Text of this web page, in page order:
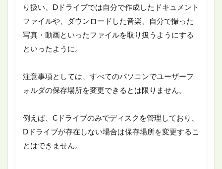
り扱い、Dドライブでは自分で作成したドキュメント
ファイルや、ダウンロードした音楽、自分で撮った
写真・動画といったファイルを取り扱うようにする
といったように。
注意事項としては、すべてのパソコンでユーザーフ
ォルダの保存場所を変更できるとは限りません。
例えば、Cドライブのみでディスクを管理しており、
Dドライブが存在しない場合は保存場所を変更するこ
とはできません。